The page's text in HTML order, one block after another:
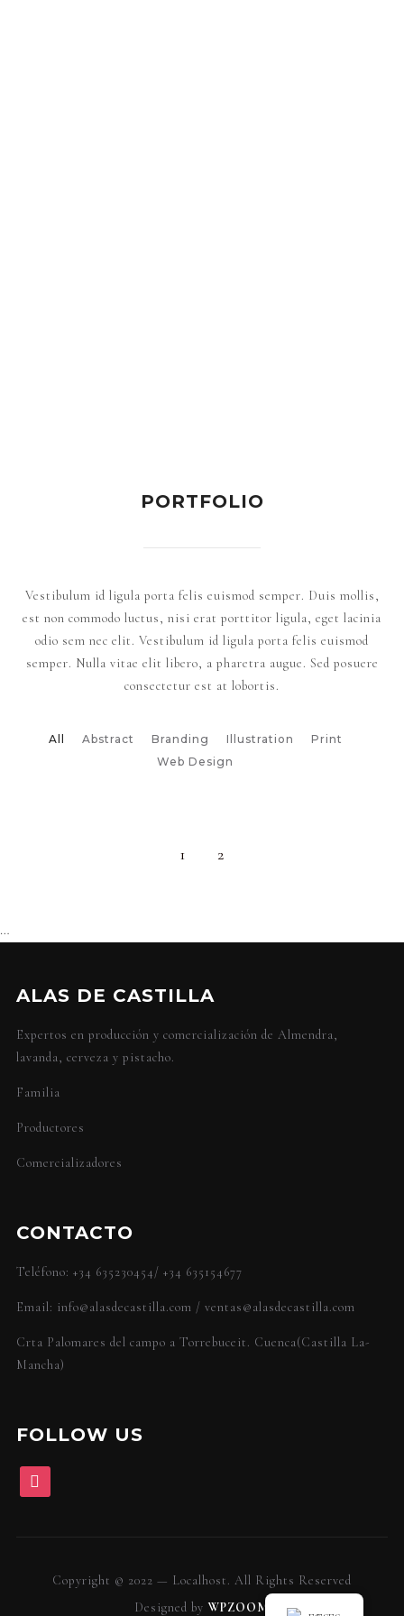
PORTFOLIO
Vestibulum id ligula porta felis euismod semper. Duis mollis,
est non commodo luctus, nisi erat porttitor ligula, eget lacinia
odio sem nec elit. Vestibulum id ligula porta felis euismod
semper. Nulla vitae elit libero, a pharetra augue. Sed posuere
consectetur est at lobortis.
All Abstract Branding Illustration
Print
Web Design
1 2
…
ALAS DE CASTILLA
Expertos en producción y comercialización de Almendra,
lavanda, cerveza y pistacho.
Familia
Productores
Comercializadores
CONTACTO
Teléfono: +34 635230454/ +34 635154677
Email: info@alasdecastilla.com / ventas@alasdecastilla.com
Crta Palomares del campo a Torrebuceit. Cuenca(Castilla La-
Mancha)
FOLLOW US
Copyright © 2022 — Localhost. All Rights Reserved
Designed by WPZOOM